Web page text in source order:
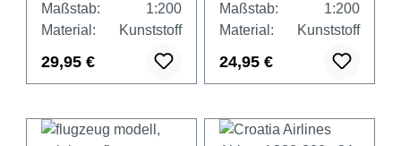
Maßstab:
1:200
Material:
Kunststoff
29,95 €
Maßstab:
1:200
Material:
Kunststoff
24,95 €